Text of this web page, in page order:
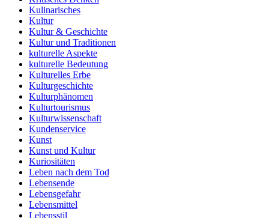
Kulinarisches
Kultur
Kultur & Geschichte
Kultur und Traditionen
kulturelle Aspekte
kulturelle Bedeutung
Kulturelles Erbe
Kulturgeschichte
Kulturphänomen
Kulturtourismus
Kulturwissenschaft
Kundenservice
Kunst
Kunst und Kultur
Kuriositäten
Leben nach dem Tod
Lebensende
Lebensgefahr
Lebensmittel
Lebensstil